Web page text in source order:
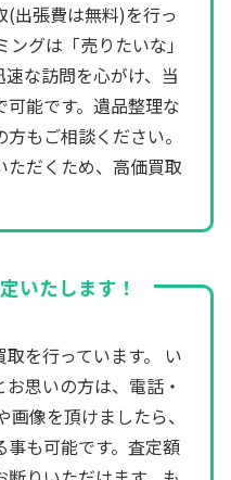
(出張費は無料)を行っ
グは「売りたいな」
な訪問を心がけ、当
能です。遺品整理な
もご相談ください。
ただくため、高価買取
いたします！
を行っています。 い
思いの方は、電話・
像を頂けましたら、
も可能です。査定額